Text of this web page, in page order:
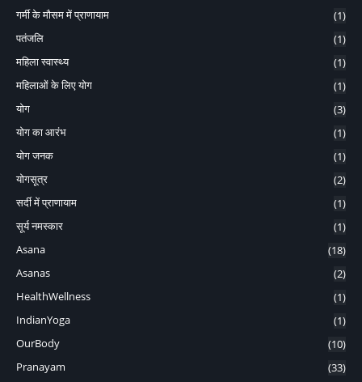
गर्मी के मौसम में प्राणायाम
(1)
पतंजलि
(1)
महिला स्वास्थ्य
(1)
महिलाओं के लिए योग
(1)
योग
(3)
योग का आरंभ
(1)
योग जनक
(1)
योगसूत्र
(2)
सर्दी में प्राणायाम
(1)
सूर्य नमस्कार
(1)
Asana
(18)
Asanas
(2)
HealthWellness
(1)
IndianYoga
(1)
OurBody
(10)
Pranayam
(33)